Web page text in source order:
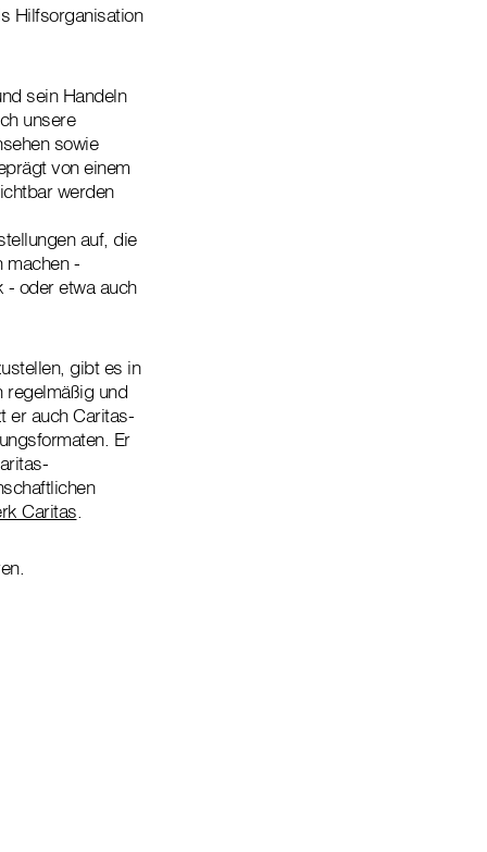
Hilfsorganisation
sein Handeln
unsere
sowie
von einem
werden
auf, die
machen -
- oder etwa auch
gibt es in
regelmäßig und
er auch Caritas-
Er
Caritas